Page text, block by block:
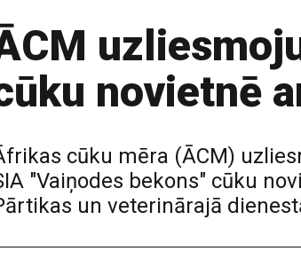
novietnē
cūku mēra (ĀCM)
"Vaiņodes bekons" cūku
un veterinārajā